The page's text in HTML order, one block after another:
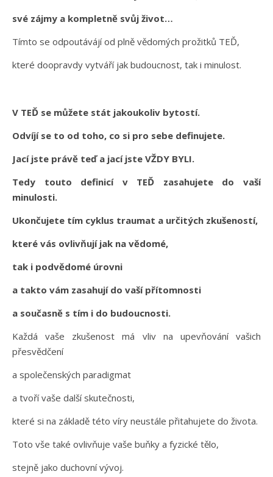
své zájmy a kompletně svůj život…
Tímto se odpoutávájí od plně vědomých prožitků TEĎ,
které doopravdy vytváří jak budoucnost, tak i minulost.
V TEĎ se můžete stát jakoukoliv bytostí.
Odvíjí se to od toho, co si pro sebe definujete.
Jací jste právě teď a jací jste VŽDY BYLI.
Tedy touto definicí v TEĎ zasahujete do vaší
minulosti.
Ukončujete tím cyklus traumat a určitých zkušeností,
které vás ovlivňují jak na vědomé,
tak i podvědomé úrovni
a takto vám zasahují do vaší přítomnosti
a současně s tím i do budoucnosti.
Každá vaše zkušenost má vliv na upevňování vašich
přesvědčení
a společenských paradigmat
a tvoří vaše další skutečnosti,
které si na základě této víry neustále přitahujete do života.
Toto vše také ovlivňuje vaše buňky a fyzické tělo,
stejně jako duchovní vývoj.